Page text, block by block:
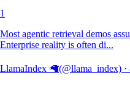
1
Most agentic retrieval demos
Enterprise reality is often di...
LlamaIndex 🦙(@llama_index) ·